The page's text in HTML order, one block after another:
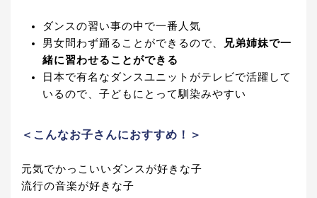
ダンスの習い事の中で一番人気
男女問わず踊ることができるので、
兄弟姉妹で一
緒に習わせることができる
日本で有名なダンスユニットがテレビで活躍して
いるので、子どもにとって馴染みやすい
＜こんなお子さんにおすすめ！＞
元気でかっこいいダンスが好きな子
流行の音楽が好きな子